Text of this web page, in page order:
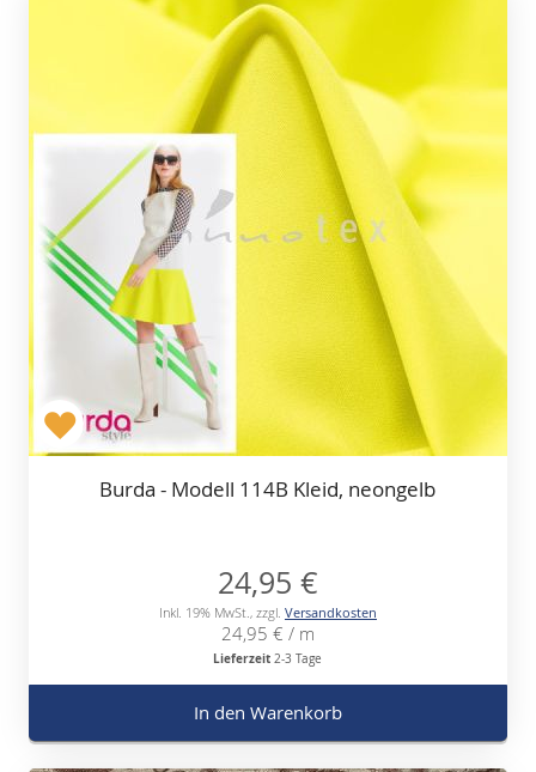
Burda - Modell 114B Kleid, neongelb
24,95 €
Inkl. 19% MwSt. , zzgl. Versandkosten
24,95 € / m
Lieferzeit 2-3 Tage
In den Warenkorb